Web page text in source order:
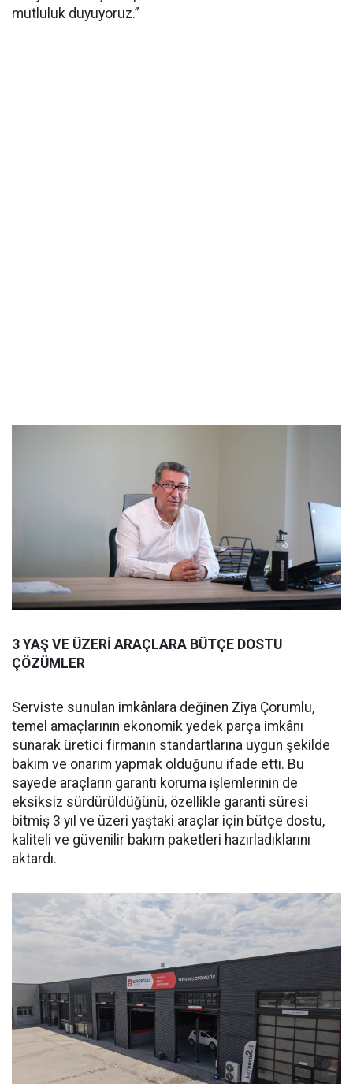
mutluluk duyuyoruz.”
3 YAŞ VE ÜZERİ ARAÇLARA BÜTÇE DOSTU
ÇÖZÜMLER
Serviste sunulan imkânlara değinen Ziya Çorumlu,
temel amaçlarının ekonomik yedek parça imkânı
sunarak üretici firmanın standartlarına uygun şekilde
bakım ve onarım yapmak olduğunu ifade etti. Bu
sayede araçların garanti koruma işlemlerinin de
eksiksiz sürdürüldüğünü, özellikle garanti süresi
bitmiş 3 yıl ve üzeri yaştaki araçlar için bütçe dostu,
kaliteli ve güvenilir bakım paketleri hazırladıklarını
aktardı.